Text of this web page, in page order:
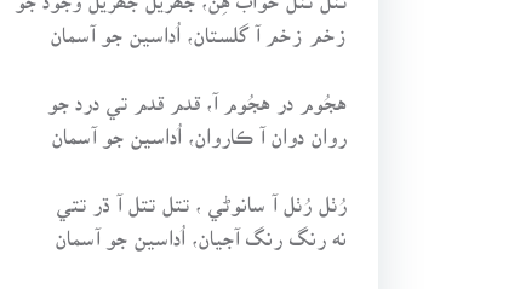
زخم زخم آ گلستان، اُداسين جو آسمان
هجُوم در هجُوم آ، قدم قدم تي درد جو
روان دوان آ ڪاروان، اُداسين جو آسمان
رُٺل رُٺل آ سانوڻي ، تتل تتل آ ڌر تتي
نه رنگ رنگ آجيان، اُداسين جو آسمان